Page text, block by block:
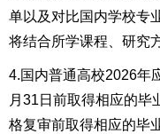
单以及对比国内学校专
将结合所学课程、研究
4.国内普通高校2026年
月31日前取得相应的毕
格复审前取得相应的毕